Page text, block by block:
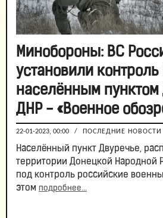
Минобороны: ВС
установили контроль
населённым пунктом
ДНР - «Военное
22-01-2023, 00:00 / ПОСЛЕДНИЕ НОВОСТИ
Населённый пункт Двуречье,
территории Донецкой Народной
под контроль российские
этом подробнее...